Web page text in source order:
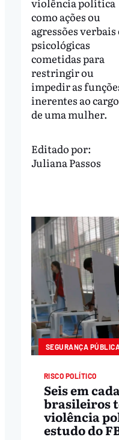
como ações ou
agressões verbais
psicológicas
cometidas para
restringir ou
impedir as
inerentes ao cargo
de uma mulher.
Editado por:
Juliana Passos
SEGURANÇA PÚBLICA
RISCO POLÍTICO
Seis em
brasileiros
violência
estudo do